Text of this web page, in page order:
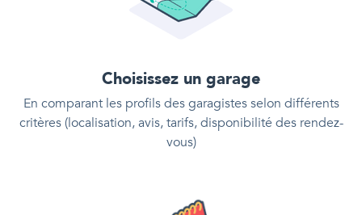
Choisissez un garage
En comparant les profils des garagistes selon différents
critères (localisation, avis, tarifs, disponibilité des rendez-
vous)